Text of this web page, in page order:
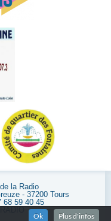
la Radio
- 37200 Tours
68 59 40 45
Ok Plus d'infos